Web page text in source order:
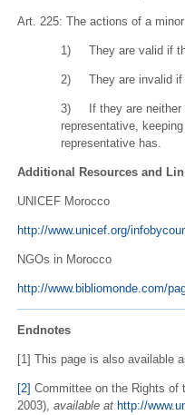
Art. 225: The actions of a
1) They are valid if
2) They are invalid if
3) If they are neither
representative,
representative has.
Additional Resources and
UNICEF Morocco
http://www.unicef.org/
NGOs in Morocco
http://www.bibliomonde.com/
Endnotes
[1] This page is also available
[2] Committee on the Rights of
2003), available at http://